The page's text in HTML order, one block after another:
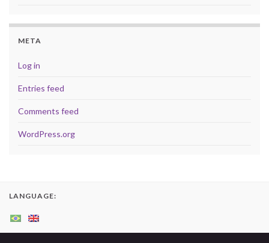
META
Log in
Entries feed
Comments feed
WordPress.org
LANGUAGE: